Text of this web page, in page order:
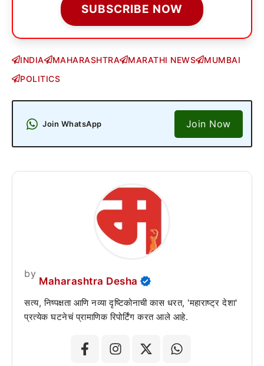
SUBSCRIBE NOW
INDIA MAHARASHTRA MARATHI NEWS
MUMBAI
POLITICS
Join WhatsApp Join Now
by
Maharashtra Desha
सत्य, निष्पक्षता आणि नव्या दृष्टिकोनाची कास धरत, 'महाराष्ट्र देशा'
प्रत्येक घटनेचं प्रामाणिक रिपोर्टिंग करत आले आहे.